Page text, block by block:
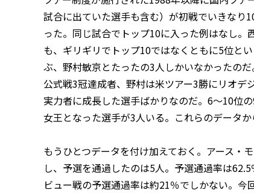
試合に出ていた選手も含む）が初戦でいきなり
った。同じ試合でトップ10に入った例はなし
も、ギリギリでトップ10ではなくともに5位と
ぶ、野村敏京とたったの3人しかいなかったの
公式戦3冠達成者、野村は米ツアー3勝にリオデ
実力者に成長した選手ばかりなのだ。6〜10位
女王となった選手が3人いる。これらのデータ
もうひとつデータを付け加えておく。アース・
し、予選を通過したのは5人。予選通過率は
ビュー戦の予選通過率は約21％でしかない。